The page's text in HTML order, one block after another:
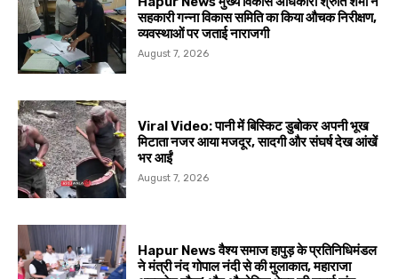
सहकारी गन्ना विकास समिति का किया औचक निरीक्षण,
व्यवस्थाओं पर जताई नाराजगी
August 7, 2026
Viral Video: पानी में बिस्किट डुबोकर अपनी भूख
मिटाता नजर आया मजदूर, सादगी और संघर्ष देख आंखें
भर आईं
August 7, 2026
Hapur News वैश्य समाज हापुड़ के प्रतिनिधिमंडल
ने मंत्री नंद गोपाल नंदी से की मुलाकात, महाराजा